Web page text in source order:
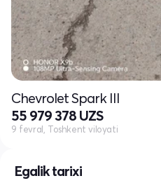
Egalik tarixi
Chevrolet Spark III
55 979 378 UZS
9 fevral, Toshkent viloyati